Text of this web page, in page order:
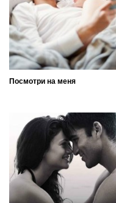
Посмотри на меня